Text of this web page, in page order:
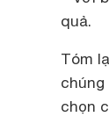
quả.
Tóm
chọn